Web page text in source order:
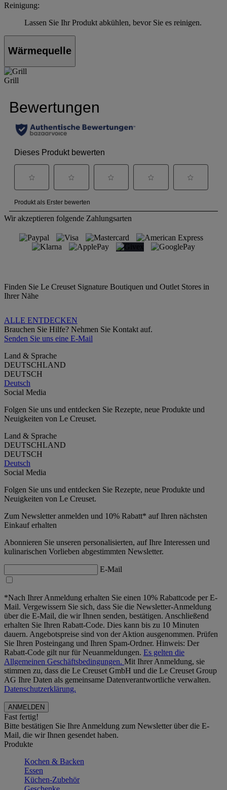
Reinigung:
Lassen Sie Ihr Produkt abkühlen, bevor Sie es reinigen.
Wärmequelle
Grill
Wir akzeptieren folgende Zahlungsarten
Finden Sie Le Creuset Signature Boutiquen und Outlet Stores in
Ihrer Nähe
ALLE ENTDECKEN
Brauchen Sie Hilfe? Nehmen Sie Kontakt auf.
Senden Sie uns eine E-Mail
Land & Sprache
DEUTSCHLAND
DEUTSCH
Deutsch
Social Media
Folgen Sie uns und entdecken Sie Rezepte, neue Produkte und
Neuigkeiten von Le Creuset.
Land & Sprache
DEUTSCHLAND
DEUTSCH
Deutsch
Social Media
Folgen Sie uns und entdecken Sie Rezepte, neue Produkte und
Neuigkeiten von Le Creuset.
Zum Newsletter anmelden und 10% Rabatt* auf Ihren nächsten
Einkauf erhalten
Abonnieren Sie unseren personalisierten, auf Ihre Interessen und
kulinarischen Vorlieben abgestimmten Newsletter.
E-Mail
*Nach Ihrer Anmeldung erhalten Sie einen 10% Rabattcode per E-
Mail. Vergewissern Sie sich, dass Sie die Newsletter-Anmeldung
über die E-Mail, die wir Ihnen senden, bestätigen. Anschließend
erhalten Sie Ihren Rabatt-Code. Dies kann bis zu 10 Minuten
dauern. Angebotspreise sind von der Aktion ausgenommen. Prüfen
Sie Ihren Posteingang und Ihren Spam-Ordner. Hinweis: Der
Rabatt-Code gilt nur für Neuanmeldungen. Es gelten die
Allgemeinen Geschäftsbedingungen. Mit Ihrer Anmeldung, sie
stimmen zu, dass die Le Creuset GmbH und die Le Creuset Group
AG Ihre Daten als gemeinsame Datenverantwortliche verwalten.
Datenschutzerklärung.
Fast fertig!
Bitte bestätigen Sie Ihre Anmeldung zum Newsletter über die E-
Mail, die wir Ihnen gesendet haben.
Produkte
Kochen & Backen
Essen
Küchen-Zubehör